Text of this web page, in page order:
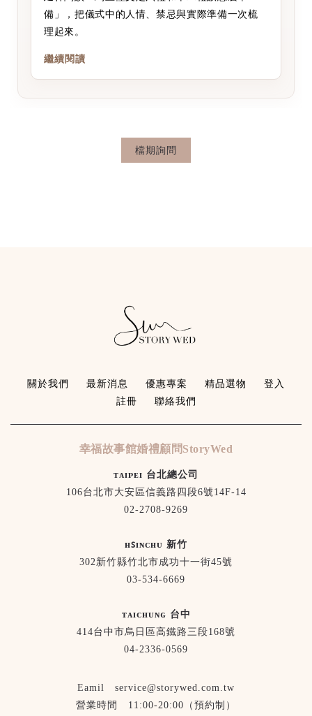
備」，把儀式中的人情、禁忌與實際準備一次梳
理起來。
繼續閱讀
檔期詢問
關於我們 最新消息 優惠專案 精品選物
登入
註冊
聯絡我們
幸福故事館婚禮顧問StoryWed
ᴛᴀɪᴘᴇɪ 台北總公司
106台北市大安區信義路四段6號14F-14
02-2708-9269
ʜꜱɪɴᴄʜᴜ 新竹
302新竹縣竹北市成功十一街45號
03-534-6669
ᴛᴀɪᴄʜᴜɴɢ 台中
414台中市烏日區高鐵路三段168號
04-2336-0569
Eamil service@storywed.com.tw
營業時間 11:00-20:00（預約制）